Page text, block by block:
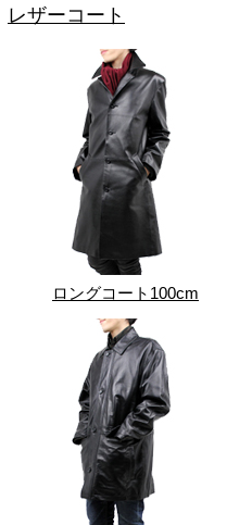
レザーコート
ロングコート100cm